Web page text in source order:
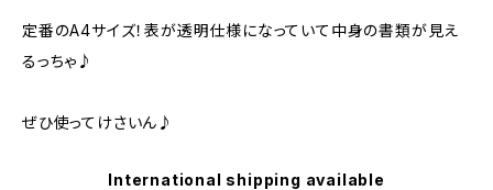
定番のA4サイズ！表が透明仕様になっていて中身の書類が見え
るっちゃ♪
ぜひ使ってけさいん♪
International shipping available